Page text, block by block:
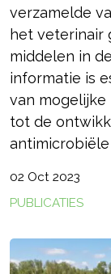
verzamelde
het veterinair
middelen in
informatie is
van
tot de
02 Oct 2023
PUBLICATIES